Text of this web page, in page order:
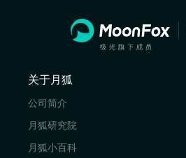
关于月狐
公司简介
月狐研究院
月狐小百科